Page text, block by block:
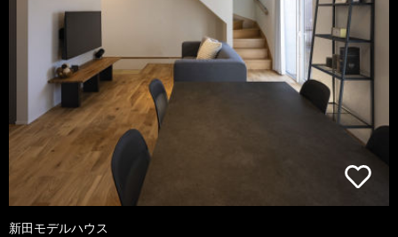
新田モデルハウス